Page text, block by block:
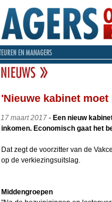
'Nieuwe kabinet
17 maart 2017- Een nieuw
inkomen. Economisch gaat het
Dat zegt de voorzitter van de
op de verkiezingsuitslag.
Middengroepen